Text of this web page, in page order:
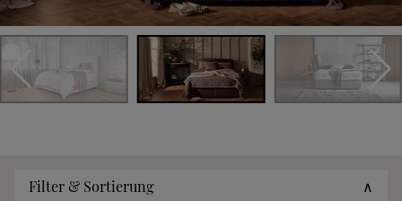
Filter & Sortierung
∧